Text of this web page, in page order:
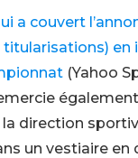
a couvert
titularisations)
(Yahoo
direction
un vestiaire en